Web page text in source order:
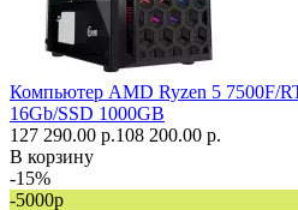
Компьютер AMD Ryzen 5 7500F/
16Gb/SSD 1000GB
127 290.00 р.108 200.00 р.
В корзину
-15%
-5000р